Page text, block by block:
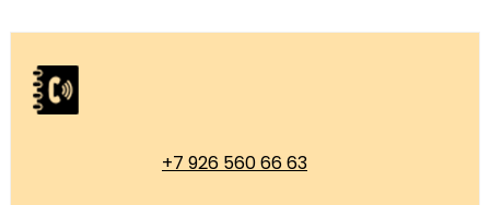
+7 926 560 66 63